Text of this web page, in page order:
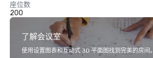
座位数
200
了解会议室
使用设置图表和互动式 3D 平面图找到完美的房间。